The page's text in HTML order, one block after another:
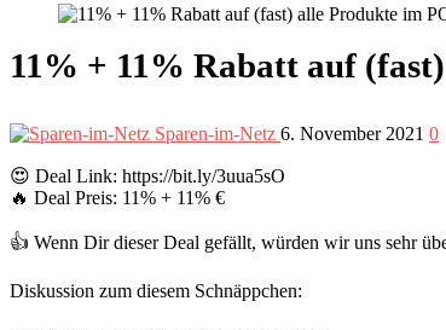
11% + 11% Rabatt auf
Sparen-im-Netz 6. November 2021 0
😍 Deal Link: https://bit.ly/3uua5sO
🔥 Deal Preis: 11% + 11% €
👍 Wenn Dir dieser Deal gefällt, würden wir uns sehr
Diskussion zum diesem Schnäppchen: